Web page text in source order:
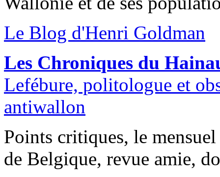
Le Blog d'Henri Goldman
Les Chroniques du
Lefébure, politologue et
antiwallon
Points critiques, le
de Belgique, revue amie,